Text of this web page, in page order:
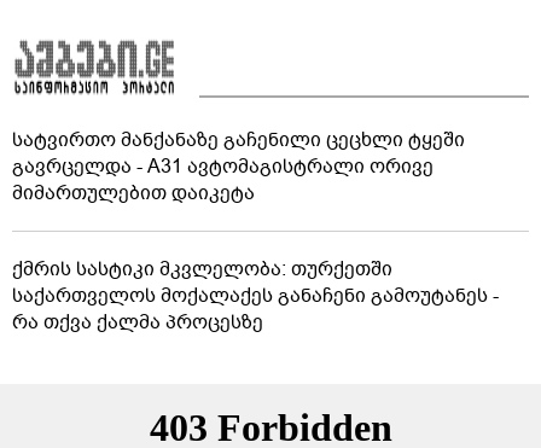
სატვირთო მანქანაზე გაჩენილი ცეცხლი ტყეში
გავრცელდა - A31 ავტომაგისტრალი ორივე
მიმართულებით დაიკეტა
ქმრის სასტიკი მკვლელობა: თურქეთში
საქართველოს მოქალაქეს განაჩენი გამოუტანეს -
რა თქვა ქალმა პროცესზე